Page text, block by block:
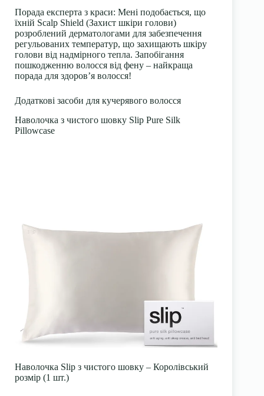
Порада експерта з краси: Мені подобається, що
їхній Scalp Shield (Захист шкіри голови)
розроблений дерматологами для забезпечення
регульованих температур, що захищають шкіру
голови від надмірного тепла. Запобігання
пошкодженню волосся від фену – найкраща
порада для здоров’я волосся!
Додаткові засоби для кучерявого волосся
Наволочка з чистого шовку Slip Pure Silk
Pillowcase
Наволочка Slip з чистого шовку – Королівський
розмір (1 шт.)